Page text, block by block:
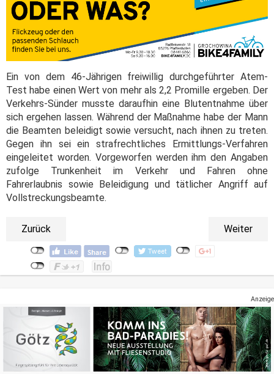
Ein von dem 46-Jährigen freiwillig durchgeführter Atem-
Test habe einen Wert von mehr als 2,2 Promille ergeben. Der
Verkehrs-Sünder musste daraufhin eine Blutentnahme über
sich ergehen lassen. Während der Maßnahme habe der Mann
die Beamten beleidigt sowie versucht, nach ihnen zu treten.
Gegen ihn sei ein strafrechtliches Ermittlungs-Verfahren
eingeleitet worden. Vorgeworfen werden ihm den Angaben
zufolge Trunkenheit im Verkehr und Fahren ohne
Fahrerlaubnis sowie Beleidigung und tätlicher Angriff auf
Vollstreckungsbeamte.
Zurück Weiter
Anzeige